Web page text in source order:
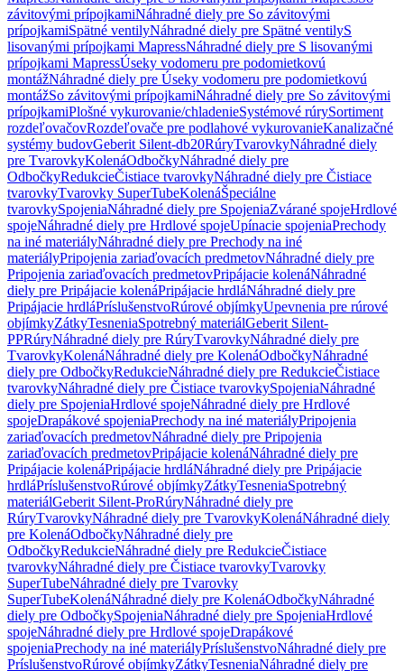
závitovými prípojkamiNáhradné diely pre So závitovými
prípojkamiSpätné ventilyNáhradné diely pre Spätné ventilyS
lisovanými prípojkami MapressNáhradné diely pre S lisovanými
prípojkami MapressÚseky vodomeru pre podomietkovú
montážNáhradné diely pre Úseky vodomeru pre podomietkovú
montážSo závitovými prípojkamiNáhradné diely pre So závitovými
prípojkamiPlošné vykurovanie/chladenieSystémové rúrySortiment
rozdeľovačovRozdeľovače pre podlahové vykurovanieKanalizačné
systémy budovGeberit Silent-db20RúryTvarovkyNáhradné diely
pre TvarovkyKolenáOdbočkyNáhradné diely pre
OdbočkyRedukcieČistiace tvarovkyNáhradné diely pre Čistiace
tvarovkyTvarovky SuperTubeKolenáŠpeciálne
tvarovkySpojeniaNáhradné diely pre SpojeniaZvárané spojeHrdlové
spojeNáhradné diely pre Hrdlové spojeUpínacie spojeniaPrechody
na iné materiályNáhradné diely pre Prechody na iné
materiályPripojenia zariaďovacích predmetovNáhradné diely pre
Pripojenia zariaďovacích predmetovPripájacie kolenáNáhradné
diely pre Pripájacie kolenáPripájacie hrdláNáhradné diely pre
Pripájacie hrdláPríslušenstvoRúrové objímkyUpevnenia pre rúrové
objímkyZátkyTesneniaSpotrebný materiálGeberit Silent-
PPRúryNáhradné diely pre RúryTvarovkyNáhradné diely pre
TvarovkyKolenáNáhradné diely pre KolenáOdbočkyNáhradné
diely pre OdbočkyRedukcieNáhradné diely pre RedukcieČistiace
tvarovkyNáhradné diely pre Čistiace tvarovkySpojeniaNáhradné
diely pre SpojeniaHrdlové spojeNáhradné diely pre Hrdlové
spojeDrapákové spojeniaPrechody na iné materiályPripojenia
zariaďovacích predmetovNáhradné diely pre Pripojenia
zariaďovacích predmetovPripájacie kolenáNáhradné diely pre
Pripájacie kolenáPripájacie hrdláNáhradné diely pre Pripájacie
hrdláPríslušenstvoRúrové objímkyZátkyTesneniaSpotrebný
materiálGeberit Silent-ProRúryNáhradné diely pre
RúryTvarovkyNáhradné diely pre TvarovkyKolenáNáhradné diely
pre KolenáOdbočkyNáhradné diely pre
OdbočkyRedukcieNáhradné diely pre RedukcieČistiace
tvarovkyNáhradné diely pre Čistiace tvarovkyTvarovky
SuperTubeNáhradné diely pre Tvarovky
SuperTubeKolenáNáhradné diely pre KolenáOdbočkyNáhradné
diely pre OdbočkySpojeniaNáhradné diely pre SpojeniaHrdlové
spojeNáhradné diely pre Hrdlové spojeDrapákové
spojeniaPrechody na iné materiályPríslušenstvoNáhradné diely pre
PríslušenstvoRúrové objímkyZátkyTesneniaNáhradné diely pre